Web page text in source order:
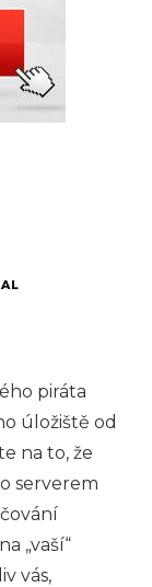
piráta
úložiště od
na to, že
serverem
„vaší“
vás,